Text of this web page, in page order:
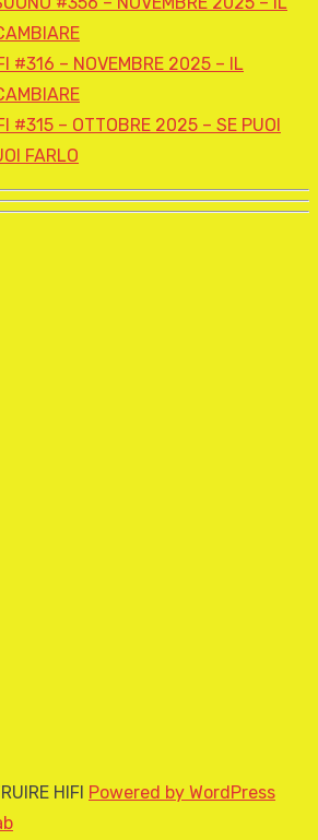
#316 – NOVEMBRE 2025 – IL
#315 – OTTOBRE 2025 – SE PUOI
FARLO
HIFI Powered by WordPress